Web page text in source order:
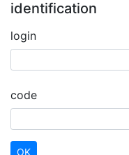
identification
login
code